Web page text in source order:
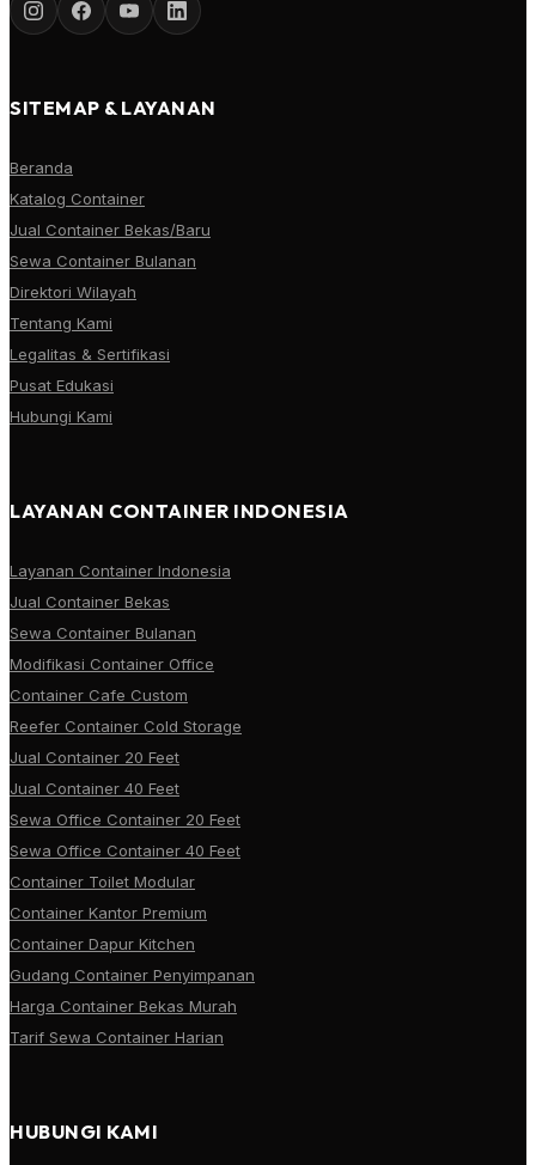
SITEMAP & LAYANAN
Beranda
Katalog Container
Jual Container Bekas/Baru
Sewa Container Bulanan
Direktori Wilayah
Tentang Kami
Legalitas & Sertifikasi
Pusat Edukasi
Hubungi Kami
LAYANAN CONTAINER INDONESIA
Layanan Container Indonesia
Jual Container Bekas
Sewa Container Bulanan
Modifikasi Container Office
Container Cafe Custom
Reefer Container Cold Storage
Jual Container 20 Feet
Jual Container 40 Feet
Sewa Office Container 20 Feet
Sewa Office Container 40 Feet
Container Toilet Modular
Container Kantor Premium
Container Dapur Kitchen
Gudang Container Penyimpanan
Harga Container Bekas Murah
Tarif Sewa Container Harian
HUBUNGI KAMI